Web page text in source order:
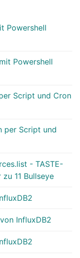
Powershell
Powershell
Script und Cron
per Script und
- TASTE-
11 Bullseye
InfluxDB2